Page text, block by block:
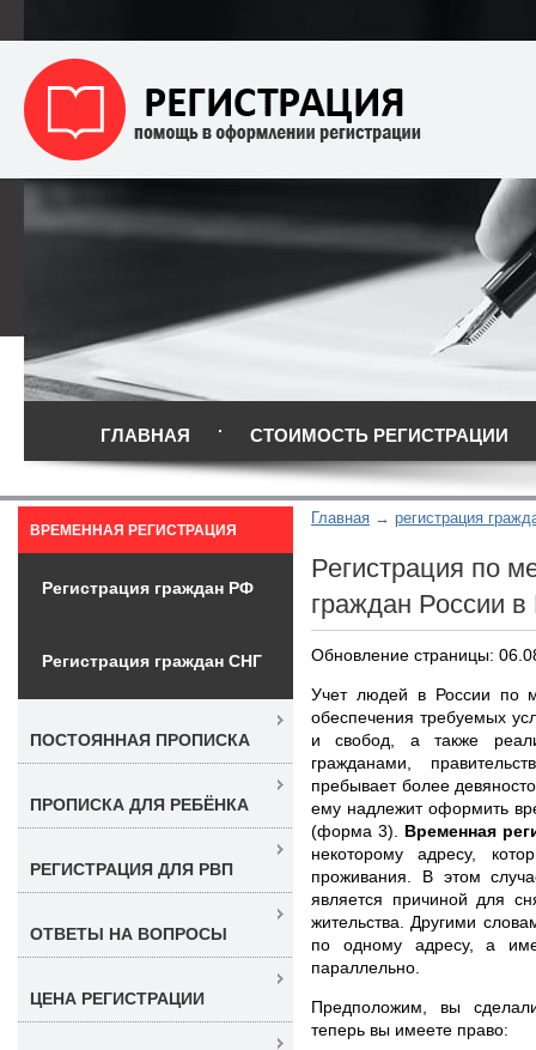
ГЛАВНАЯ СТОИМОСТЬ РЕГИСТРАЦИИ
Главная регистрация
Регистрация по
граждан России
Обновление страницы:
Учет людей в России по
обеспечения требуемых
и свобод, а также
гражданами,
пребывает более
ему надлежит оформить
(форма 3). Временная
некоторому адресу,
проживания. В этом
является причиной для
жительства. Другими
по одному адресу, а
параллельно.
Предположим, вы
теперь вы имеете право:
ВРЕМЕННАЯ РЕГИСТРАЦИЯ
Регистрация граждан РФ
Регистрация граждан СНГ
ПОСТОЯННАЯ ПРОПИСКА
ПРОПИСКА ДЛЯ РЕБЁНКА
РЕГИСТРАЦИЯ ДЛЯ РВП
ОТВЕТЫ НА ВОПРОСЫ
ЦЕНА РЕГИСТРАЦИИ